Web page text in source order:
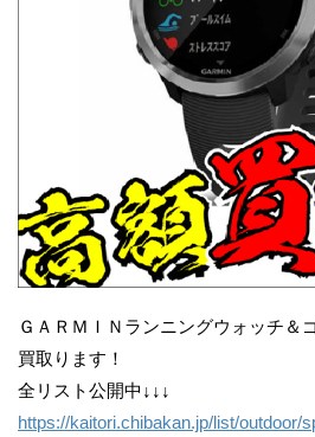
ＧＡＲＭＩＮランニングウォッチ＆
買取ります！
全リスト公開中↓↓↓
https://kaitori.chibakan.jp/list/outdoor/